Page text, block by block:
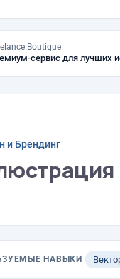
сервис для лучших
и Брендинг
НАВЫКИ